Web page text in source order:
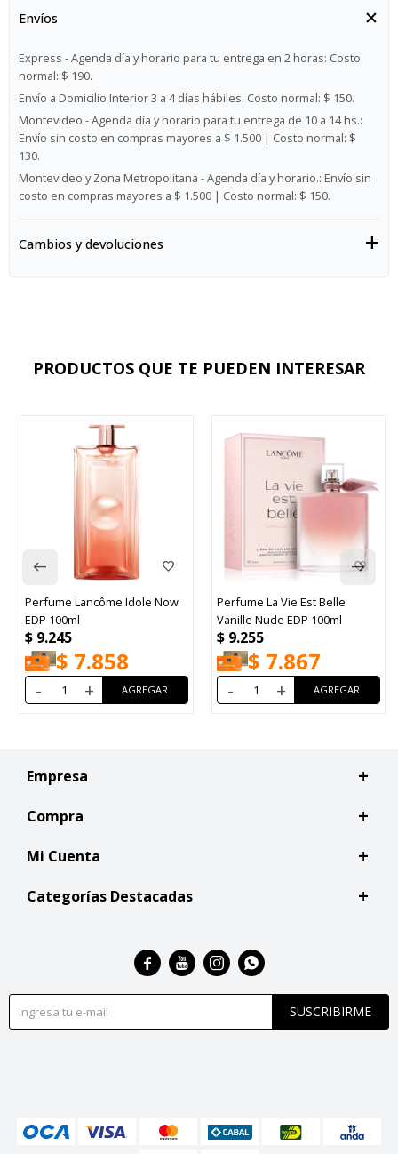
Envíos
Express - Agenda día y horario para tu entrega en 2 horas: Costo
normal: $ 190.
Envío a Domicilio Interior 3 a 4 días hábiles: Costo normal: $ 150.
Montevideo - Agenda día y horario para tu entrega de 10 a 14 hs.:
Envío sin costo en compras mayores a $ 1.500 | Costo normal: $
130.
Montevideo y Zona Metropolitana - Agenda día y horario.: Envío sin
costo en compras mayores a $ 1.500 | Costo normal: $ 150.
Cambios y devoluciones
PRODUCTOS QUE TE PUEDEN INTERESAR
Perfume Lancôme Idole Now
EDP 100ml
$ 9.245
$ 7.858
- +
Perfume La Vie Est Belle
Vanille Nude EDP 100ml
$ 9.255
$ 7.867
- +
Empresa
Compra
Mi Cuenta
Categorías Destacadas
SUSCRIBIRME
   